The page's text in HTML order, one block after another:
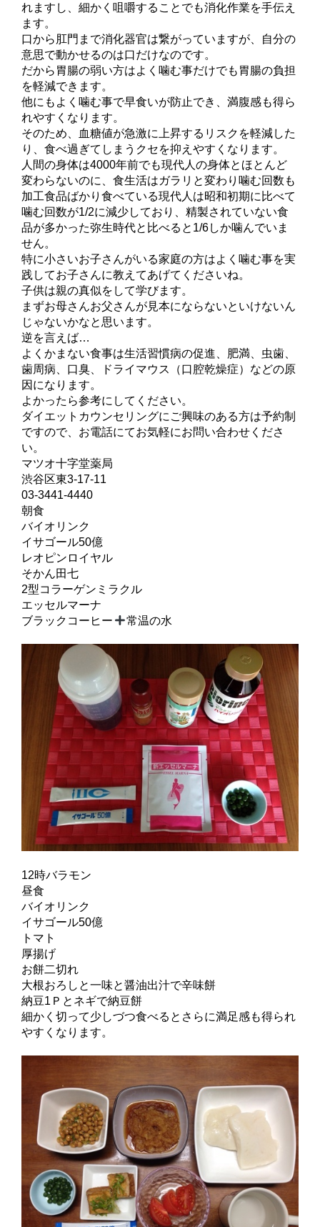
れますし、細かく咀嚼することでも消化作業を手伝え
ます。
口から肛門まで消化器官は繋がっていますが、自分の
意思で動かせるのは口だけなのです。
だから胃腸の弱い方はよく噛む事だけでも胃腸の負担
を軽減できます。
他にもよく噛む事で早食いが防止でき、満腹感も得ら
れやすくなります。
そのため、血糖値が急激に上昇するリスクを軽減した
り、食べ過ぎてしまうクセを抑えやすくなります。
人間の身体は4000年前でも現代人の身体とほとんど
変わらないのに、食生活はガラリと変わり噛む回数も
加工食品ばかり食べている現代人は昭和初期に比べて
噛む回数が1/2に減少しており、精製されていない食
品が多かった弥生時代と比べると1/6しか噛んでいま
せん。
特に小さいお子さんがいる家庭の方はよく噛む事を実
践してお子さんに教えてあげてくださいね。
子供は親の真似をして学びます。
まずお母さんお父さんが見本にならないといけないん
じゃないかなと思います。
逆を言えば…
よくかまない食事は生活習慣病の促進、肥満、虫歯、
歯周病、口臭、ドライマウス（口腔乾燥症）などの原
因になります。
よかったら参考にしてください。
ダイエットカウンセリングにご興味のある方は予約制
ですので、お電話にてお気軽にお問い合わせくださ
い。
マツオ十字堂薬局
渋谷区東3-17-11
03-3441-4440
朝食
バイオリンク
イサゴール50億
レオピンロイヤル
そかん田七
2型コラーゲンミラクル
エッセルマーナ
ブラックコーヒー
常温の水
12時バラモン
昼食
バイオリンク
イサゴール50億
トマト
厚揚げ
お餅二切れ
大根おろしと一味と醤油出汁で辛味餅
納豆1Ｐとネギで納豆餅
細かく切って少しづつ食べるとさらに満足感も得られ
やすくなります。